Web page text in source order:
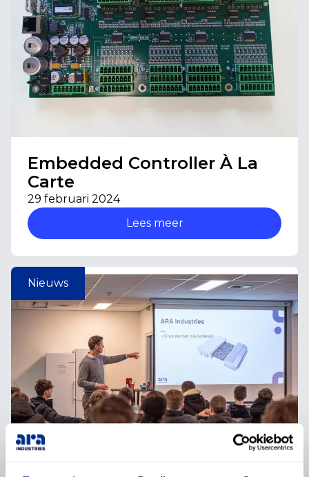
Embedded Controller À La
Carte
29 februari 2024
Lees meer
Nieuws